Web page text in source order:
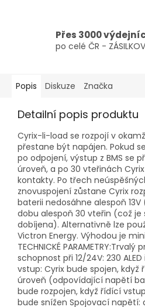
Přes 3000
po celé ČR -
Popis Diskuze Značka
Detailní popis produktu
Cyrix-li-load se rozpojí v
přestane být napájen. Pokud
po odpojení, výstup z BMS se
úroveň, a po 30 vteřinách
kontakty. Po třech
znovuspojení zůstane Cyrix
baterii nedosáhne alespoň 13V
dobu alespoň 30 vteřin (což je
dobíjena). Alternativně lze
Victron Energy. Výhodou je
TECHNICKÉ
schopnost při 12/24V: 230
vstup: Cyrix bude spojen,
úroveň (odpovídající
bude rozpojen, když řídící
bude snížen Spojovací napětí: